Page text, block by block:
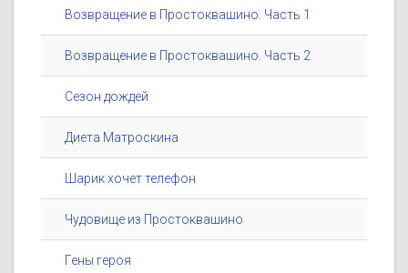
Возвращение в Простоквашино. Часть 1
Возвращение в Простоквашино. Часть 2
Сезон дождей
Диета Матроскина
Шарик хочет телефон
Чудовище из Простоквашино
Гены героя